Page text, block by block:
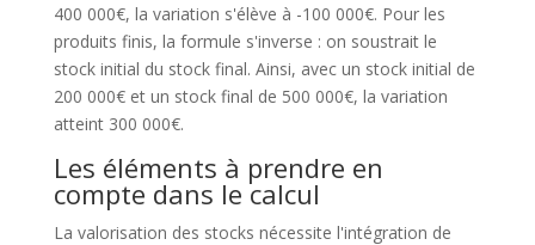
400 000€, la variation s'élève à -100 000€. Pour les
produits finis, la formule s'inverse : on soustrait le
stock initial du stock final. Ainsi, avec un stock initial de
200 000€ et un stock final de 500 000€, la variation
atteint 300 000€.
Les éléments à prendre en
compte dans le calcul
La valorisation des stocks nécessite l'intégration de